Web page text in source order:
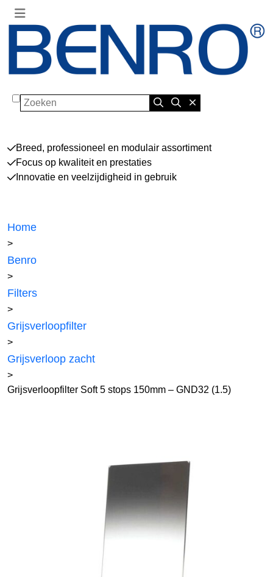
Zoeken
Breed, professioneel en modulair assortiment
Focus op kwaliteit en prestaties
Innovatie en veelzijdigheid in gebruik
Home
>
Benro
>
Filters
>
Grijsverloopfilter
>
Grijsverloop zacht
>
Grijsverloopfilter Soft 5 stops 150mm – GND32 (1.5)